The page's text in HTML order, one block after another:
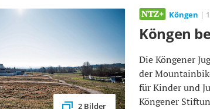
2 Bilder
Köngen |
Köngen
Die Köngener
der
für Kinder und
Köngener